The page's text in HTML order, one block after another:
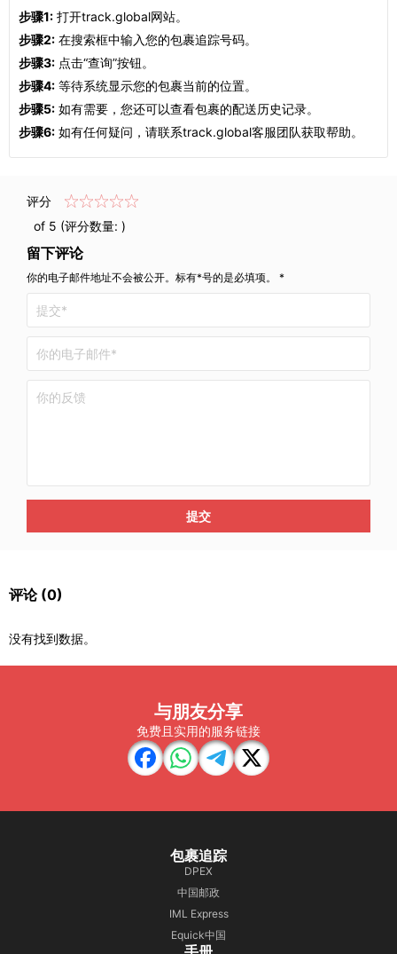
步骤1: 打开track.global网站。
步骤2: 在搜索框中输入您的包裹追踪号码。
步骤3: 点击“查询”按钮。
步骤4: 等待系统显示您的包裹当前的位置。
步骤5: 如有需要，您还可以查看包裹的配送历史记录。
步骤6: 如有任何疑问，请联系track.global客服团队获取帮助。
评分
of 5 (评分数量: )
留下评论
你的电子邮件地址不会被公开。标有*号的是必填项。 *
提交
评论 (0)
没有找到数据。
与朋友分享
免费且实用的服务链接
包裹追踪
DPEX
中国邮政
IML Express
Equick中国